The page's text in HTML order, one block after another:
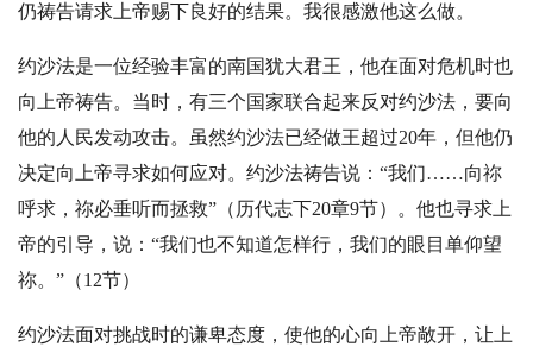
仍祷告请求上帝赐下良好的结果。我很感激他这么做。
约沙法是一位经验丰富的南国犹大君王，他在面对危机时也
向上帝祷告。当时，有三个国家联合起来反对约沙法，要向
他的人民发动攻击。虽然约沙法已经做王超过20年，但他仍
决定向上帝寻求如何应对。约沙法祷告说：“我们……向祢
呼求，祢必垂听而拯救”（历代志下20章9节）。他也寻求上
帝的引导，说：“我们也不知道怎样行，我们的眼目单仰望
祢。”（12节）
约沙法面对挑战时的谦卑态度，使他的心向上帝敞开，让上